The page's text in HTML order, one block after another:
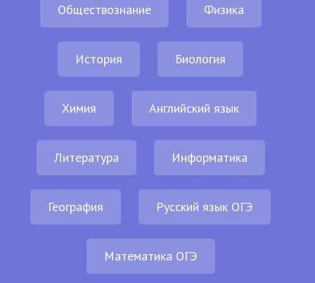
Обществознание Физика
История Биология
Химия Английский язык
Литература Информатика
География Русский язык ОГЭ
Математика ОГЭ